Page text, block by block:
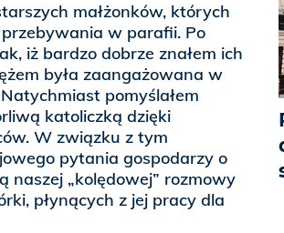
małżonków, których
w parafii. Po
iż bardzo dobrze znałem ich
była zaangażowana w
pomyślałem
katoliczką dzięki
W związku z tym
pytania gospodarzy o
naszej „kolędowej” rozmowy
płynących z jej pracy dla